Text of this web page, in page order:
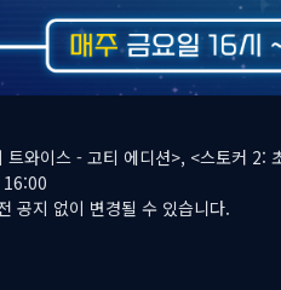
와이스 - 고티 에디션>, <스토커
공지 없이 변경될 수 있습니다.